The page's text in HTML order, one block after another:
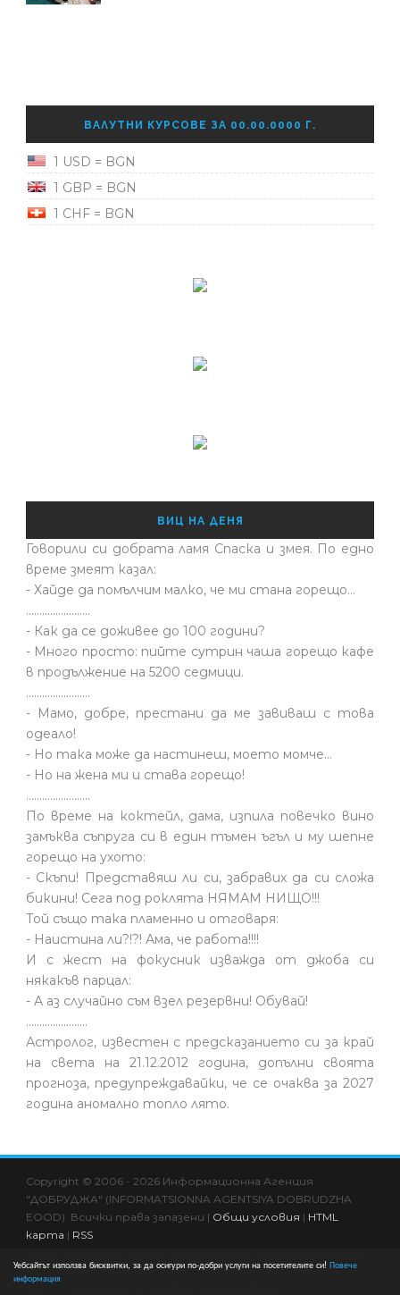
Уебсайтът използва бисквитки, за да осигури по-добри услуги на посетителите си! Повече
информация
ВАЛУТНИ КУРСОВЕ ЗА 00.00.0000 Г.
1 USD = BGN
1 GBP = BGN
1 CHF = BGN
ВИЦ НА ДЕНЯ
Говорили си добрата ламя Спаска и змея. По едно
време змеят казал:
- Хайде да помълчим малко, че ми стана горещо...
........................
- Как да се доживее до 100 години?
- Много просто: пийте сутрин чаша горещо кафе
в продължение на 5200 седмици.
........................
- Мамо, добре, престани да ме завиваш с това
одеало!
- Но така може да настинеш, моето момче…
- Но на жена ми и става горещо!
........................
По време на коктейл, дама, изпила повечко вино
замъква съпруга си в един тъмен ъгъл и му шепне
горещо на ухото:
- Скъпи! Представяш ли си, забравих да си сложа
бикини! Сега под роклята НЯМАМ НИЩО!!!
Той също така пламенно и отговаря:
- Наистина ли?!?! Ама, че работа!!!!
И с жест на фокусник изважда от джоба си
някакъв парцал:
- А аз случайно съм взел резервни! Обувай!
.......................
Астролог, известен с предсказанието си за край
на света на 21.12.2012 година, допълни своята
прогноза, предупреждавайки, че се очаква за 2027
година аномално топло лято.
Copyright © 2006 - 2026 Информационна Агенция
"ДОБРУДЖА" (INFORMATSIONNA AGENTSIYA DOBRUDZHA
EOOD). Всички права запазени | Общи условия | HTML
карта | RSS
на информациите в сайта се счита за нарушение на
ЗАПСП и подлежи на съдебно преследване!